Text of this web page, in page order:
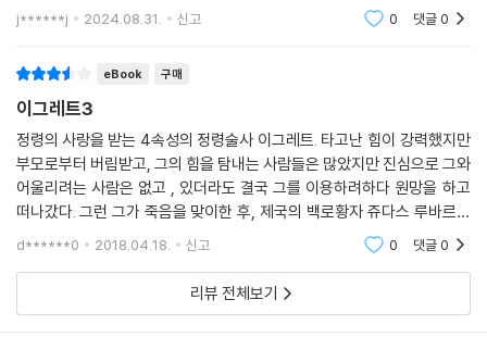
j******j 2024.08.31. 신고 0 댓글0
eBook 구매
이그레트3
정령의 사랑을 받는 4속성의 정령술사 이그레트. 타고난 힘이 강력했지만
부모로부터 버림받고, 그의 힘을 탐내는 사람들은 많았지만 진심으로 그와
어울리려는 사람은 없고 , 있더라도 결국 그를 이용하려하다 원망을 하고
떠나갔다. 그런 그가 죽음을 맞이한 후, 제국의 백로황자 쥬다스 루바르잔
아르카디온으로 각성하는데... 불행한 12세 황자 쥬다스.
d******0 2018.04.18. 신고 0 댓글0
리뷰 전체보기